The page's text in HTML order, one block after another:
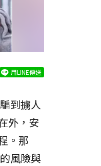
用LINE傳送
到擄人
外，安
。那
風險與